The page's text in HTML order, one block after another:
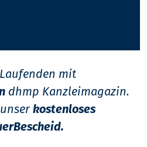
mit
dhmp Kanzleimagazin.
kostenloses